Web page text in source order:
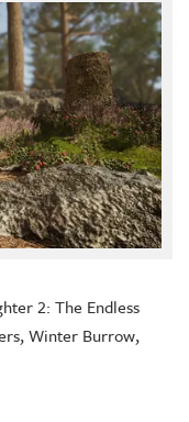
2: The Endless
,Winter Burrow,